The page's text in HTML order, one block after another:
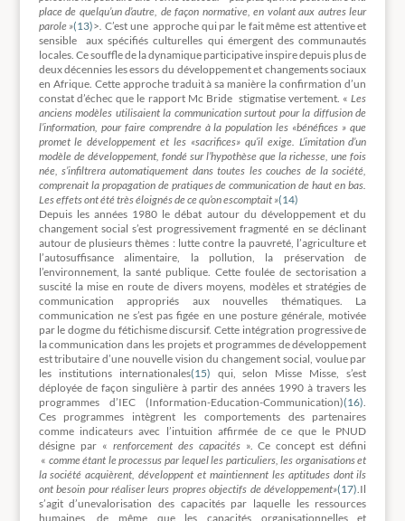
place de quelqu’un d’autre, de façon normative, en volant aux autres leur
parole »(13)> C’est une approche qui par le fait même est attentive et
sensible aux spécifiés culturelles qui émergent des communautés
locales. Ce souffle de la dynamique participative inspire depuis plus de
deux décennies les essors du développement et changements sociaux
en Afrique. Cette approche traduit à sa manière la confirmation d’un
constat d’échec que le rapport Mc Bride stigmatise vertement. «Les
anciens modèles utilisaient la communication surtout pour la diffusion de
l’information, pour faire comprendre à la population les «bénéfices » que
promet le développement et les «sacrifices» qu’il exige. L’imitation d’un
modèle de développement, fondé sur l’hypothèse que la richesse, une fois
née, s’infiltrera automatiquement dans toutes les couches de la société,
comprenait la propagation de pratiques de communication de haut en bas.
Les effets ont été très éloignés de ce qu’on escomptait »(14)
Depuis les années 1980 le débat autour du développement et du
changement social s’est progressivement fragmenté en se déclinant
autour de plusieurs thèmes : lutte contre la pauvreté, l’agriculture et
l’autosuffisance alimentaire, la pollution, la préservation de
l’environnement, la santé publique. Cette foulée de sectorisation a
suscité la mise en route de divers moyens, modèles et stratégies de
communication appropriés aux nouvelles thématiques. La
communication ne s’est pas figée en une posture générale, motivée
par le dogme du fétichisme discursif. Cette intégration progressive de
la communication dans les projets et programmes de développement
est tributaire d’une nouvelle vision du changement social, voulue par
les institutions internationales(15) qui, selon Misse Misse, s’est
déployée de façon singulière à partir des années 1990 à travers les
programmes d’IEC (Information-Education-Communication)(16)
Ces programmes intègrent les comportements des partenaires
comme indicateurs avec l’intuition affirmée de ce que le PNUD
désigne par « renforcement des capacités». Ce concept est défini
« comme étant le processus par lequel les particuliers, les organisations et
la société acquièrent, développent et maintiennent les aptitudes dont ils
ont besoin pour réaliser leurs propres objectifs de développement»(17) .Il
s’agit d’unevalorisation des capacités par laquelle les ressources
humaines, de même que les capacités organisationnelles et